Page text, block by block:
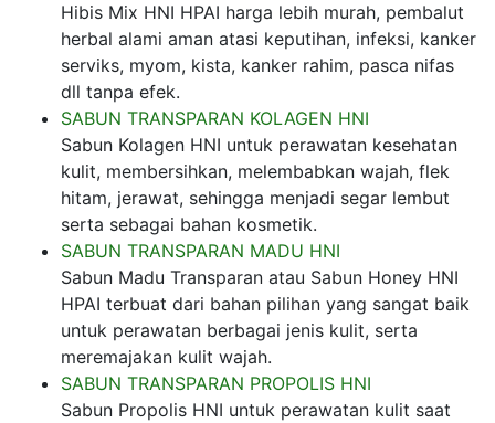
Hibis Mix HNI HPAI harga lebih murah, pembalut
herbal alami aman atasi keputihan, infeksi, kanker
serviks, myom, kista, kanker rahim, pasca nifas
dll tanpa efek.
SABUN TRANSPARAN KOLAGEN HNI
Sabun Kolagen HNI untuk perawatan kesehatan
kulit, membersihkan, melembabkan wajah, flek
hitam, jerawat, sehingga menjadi segar lembut
serta sebagai bahan kosmetik.
SABUN TRANSPARAN MADU HNI
Sabun Madu Transparan atau Sabun Honey HNI
HPAI terbuat dari bahan pilihan yang sangat baik
untuk perawatan berbagai jenis kulit, serta
meremajakan kulit wajah.
SABUN TRANSPARAN PROPOLIS HNI
Sabun Propolis HNI untuk perawatan kulit saat